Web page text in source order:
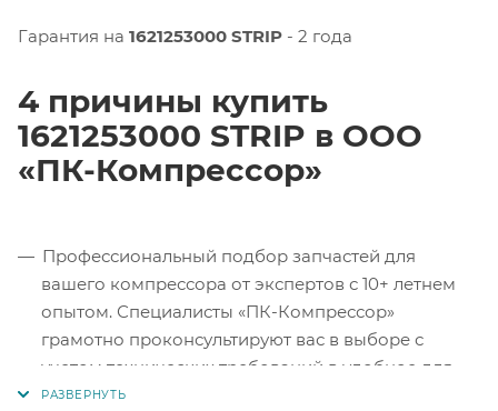
Гарантия на 1621253000 STRIP - 2 года
4 причины купить
1621253000 STRIP в ООО
«ПК-Компрессор»
Профессиональный подбор запчастей для
вашего компрессора от экспертов с 10+ летнем
опытом. Специалисты «ПК-Компрессор»
грамотно проконсультируют вас в выборе с
учетом технических требований в удобное для
вас время.